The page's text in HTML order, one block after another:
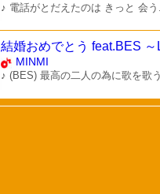
♪ 電話がとだえたのは きっと 会
結婚おめでとう feat.BES ～
MINMI
♪ (BES) 最高の二人の為に歌を歌